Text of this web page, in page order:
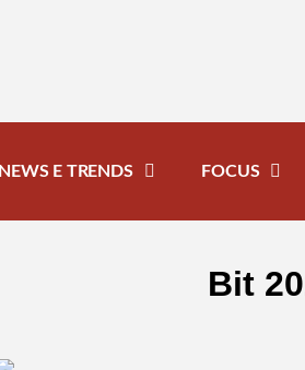
NEWS E TRENDS FOCUS
Bit